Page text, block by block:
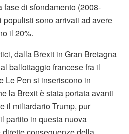
fase di sfondamento (2008-
sono arrivati ad avere
il 20%.
dalla Brexit in Gran Bretagna
ballottaggio francese fra il
Le Pen si inseriscono in
la Brexit è stata portata avanti
il miliardario Trump, pur
partito in questa nuova